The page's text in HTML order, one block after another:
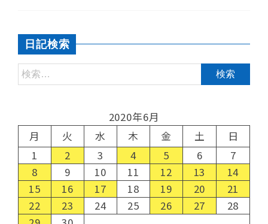
日記検索
2020年6月
月
火 水 木 金 土
日
1
2 3 4 5 6
7
8
9 10 11 12 13
14
15
16 17 18 19 20
21
22
23 24 25 26 27
28